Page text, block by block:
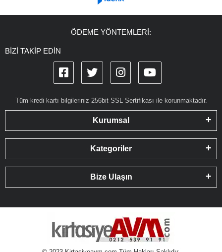
ÖDEME YÖNTEMLERİ:
BİZİ TAKİP EDİN
Tüm kredi kartı bilgileriniz 256bit SSL Sertifikası ile korunmaktadır.
Kurumsal
Kategoriler
Bize Ulaşın